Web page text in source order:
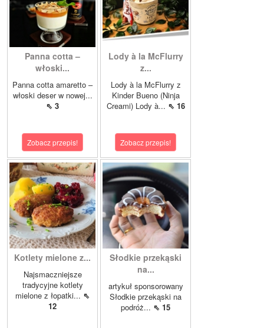
Panna cotta –
włoski...
Panna cotta amaretto –
włoski deser w nowej...
⇖ 3
Zobacz przepis!
Lody à la McFlurry
z...
Lody à la McFlurry z
Kinder Bueno (Ninja
Creami) Lody à... ⇖ 16
Zobacz przepis!
Kotlety mielone z...
Najsmaczniejsze
tradycyjne kotlety
mielone z łopatki... ⇖
12
Słodkie przekąski
na...
artykuł sponsorowany
Słodkie przekąski na
podróż... ⇖ 15